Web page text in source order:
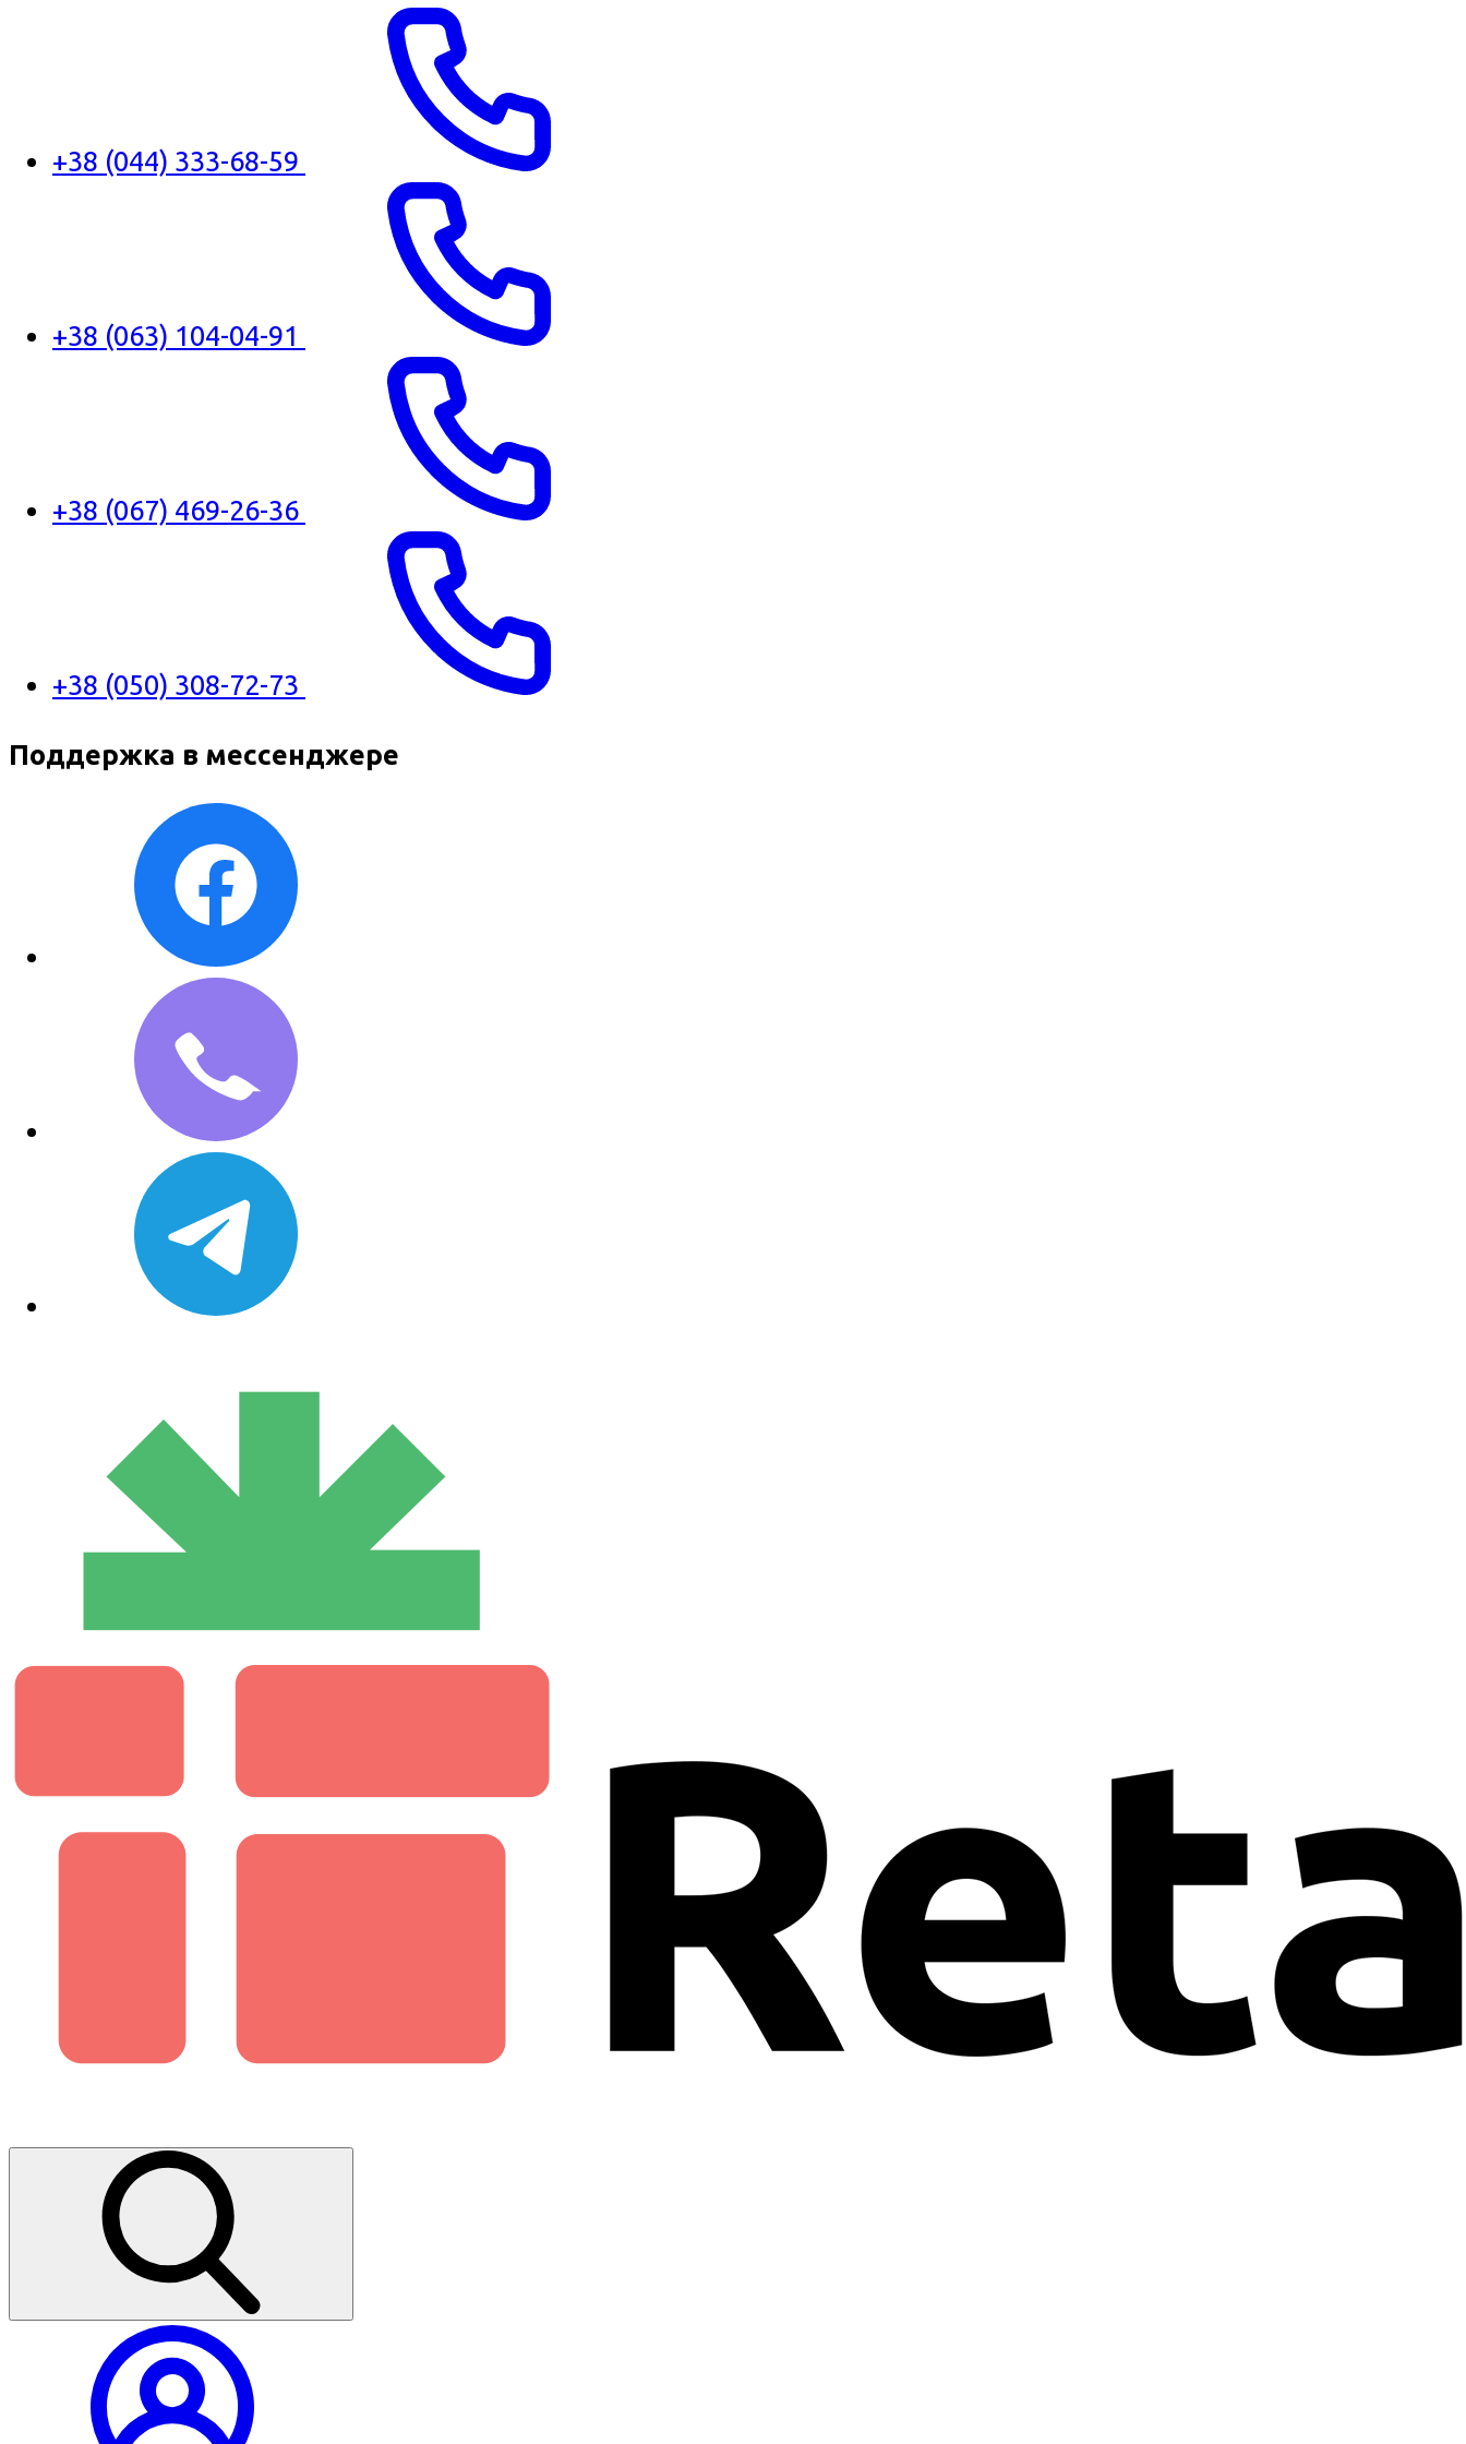
+38 (044) 333-68-59
+38 (063) 104-04-91
+38 (067) 469-26-36
+38 (050) 308-72-73
Поддержка в мессенджере